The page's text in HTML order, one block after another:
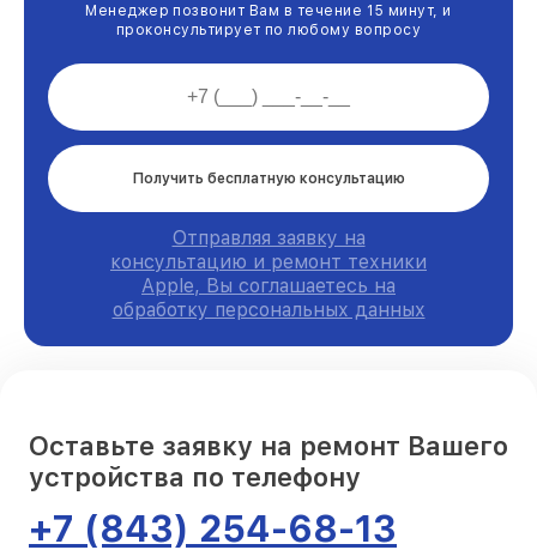
Менеджер позвонит Вам в течение 15 минут, и
проконсультирует по любому вопросу
Получить бесплатную консультацию
Отправляя заявку на
консультацию и ремонт техники
Apple, Вы соглашаетесь на
обработку персональных данных
Оставьте заявку на ремонт Вашего
устройства по телефону
+7 (843) 254-68-13